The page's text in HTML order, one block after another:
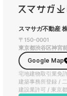
スマサガ不動産
〒150-0001
東京都渋谷区神宮
Google Map
宅地建物取引業免
建築事務所登録 /
建設業許可 / 東京